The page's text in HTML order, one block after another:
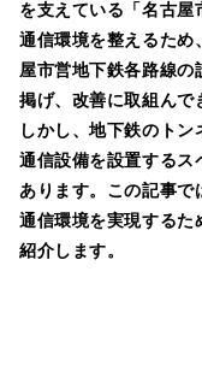
を支えている「名古屋
通信環境を整えるた
屋市営地下鉄各路線の
掲げ、改善に取組んで
しかし、地下鉄のト
通信設備を設置するス
あります。この記事で
通信環境を実現するた
紹介します。